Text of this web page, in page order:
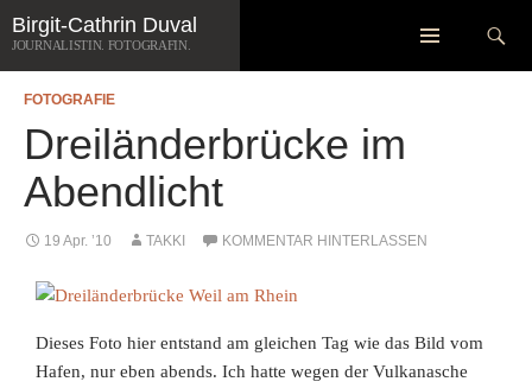
Zum
Inhalt
springen
Suchen
FOTOGRAFIE
Dreiländerbrücke im
Abendlicht
19 Apr. ’10 TAKKI KOMMENTAR HINTERLASSEN
Dieses Foto hier entstand am gleichen Tag wie das Bild vom
Hafen, nur eben abends. Ich hatte wegen der Vulkanasche
Birgit-Cathrin Duval
JOURNALISTIN. FOTOGRAFIN.